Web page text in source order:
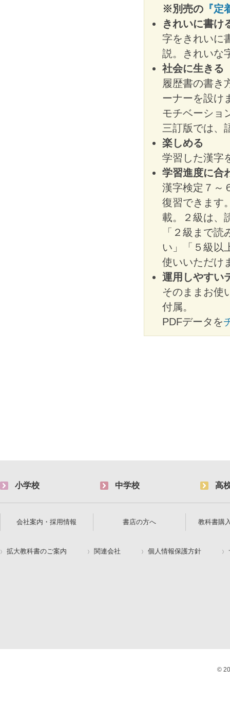
※別売の 『
きれいに書け
字をきれいに
説。きれいな
社会に生きる
履歴書の書き
ーナーを設け
モチベーショ
三訂版では、
楽しめる
学習した漢字
学習進度に合
漢字検定７～
復習できます
載。２級は、
「２級まで
い」「５級以
使いいただけ
運用しやすい
そのままお使
付属。
PDFデータを
小学校 中学校 高
会社案内・採用情報 書店の方へ 教科書購
拡大教科書のご案内 関連会社 個人情報保護方針
©